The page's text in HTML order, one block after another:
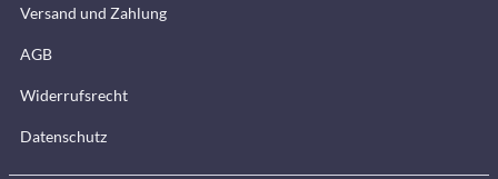
Versand und Zahlung
AGB
Widerrufsrecht
Datenschutz